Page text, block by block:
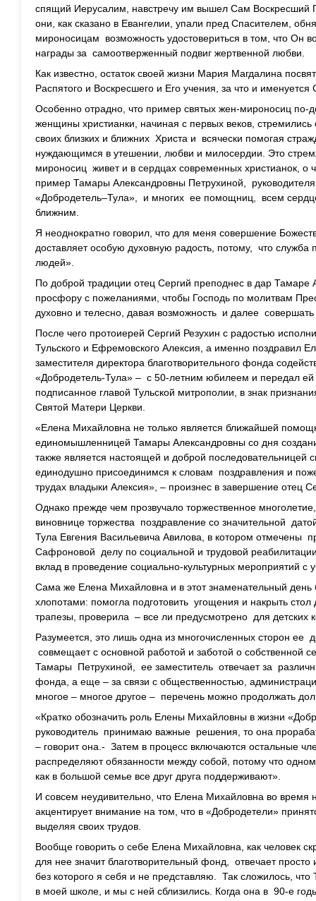
спящий Иерусалим, навстречу им вышел Сам Воскресший
они, как сказано в Евангелии, упали пред Спасителем,
мироносицам возможность удостовериться в том, что Он
награды за самоотверженный подвиг жертвенной любви.
Как известно, остаток своей жизни Мария Магдалина
Распятого и Воскресшего и Его учения, за что и
Особенно отрадно, что пример святых жен-мироносиц по-
женщины христианки, начиная с первых веков, стремились
своих близких и ближних Христа и всячески помогая
нуждающимся в утешении, любви и милосердии. Это
мироносиц живет и в сердцах современных христианок, о
пример Тамары Александровны Петрухиной,
«Добродетель–Тула», и многих ее помощниц, всем
ближним.
Я неоднократно говорил, что для меня совершение
доставляет особую духовную радость, потому, что служба
людей».
По доброй традиции отец Сергий преподнес в дар Тамаре
просфору с пожеланиями, чтобы Господь по молитвам
духовно и телесно, давая возможность и далее
После чего протоиерей Сергий Резухин с радостью
Тульского и Ефремовского Алексия, а именно поздравил
заместителя директора благотворительного фонда
«Добродетель-Тула» – с 50-летним юбилеем и передал ей
подписанное главой Тульской митрополии, в знак
Святой Матери Церкви.
«Елена Михайловна не только является ближайшей
единомышленницей Тамары Александровны со дня
также является настоящей и доброй
единодушно присоединимся к словам поздравления и
трудах владыки Алексия», – произнес в завершение отец
Однако прежде чем прозвучало торжественное
виновнице торжества поздравление со значительной
Тула Евгения Васильевича Авилова, в котором отмечены
Сафроновой делу по социальной и трудовой
вклад в проведение социально-культурных мероприятий с
Сама же Елена Михайловна и в этот знаменательный
хлопотами: помогла подготовить угощения и накрыть
трапезы, проверила – все ли предусмотрено для детских
Разумеется, это лишь одна из многочисленных сторон ее
совмещает с основной работой и заботой о собственной
Тамары Петрухиной, ее заместитель отвечает за
фонда, а еще – за связи с общественностью,
многое – многое другое – перечень можно продолжать
«Кратко обозначить роль Елены Михайловны в жизни
руководитель принимаю важные решения, то она
– говорит она.- Затем в процесс включаются остальные
распределяют обязанности между собой, потому что
как в большой семье все друг друга поддерживают».
И совсем неудивительно, что Елена Михайловна во время
акцентирует внимание на том, что в «Добродетели»
выделяя своих трудов.
Вообще говорить о себе Елена Михайловна, как человек
для нее значит благотворительный фонд, отвечает
без которого я себя и не представляю. Так сложилось,
в моей школе, и мы с ней сблизились. Когда она в 90-е